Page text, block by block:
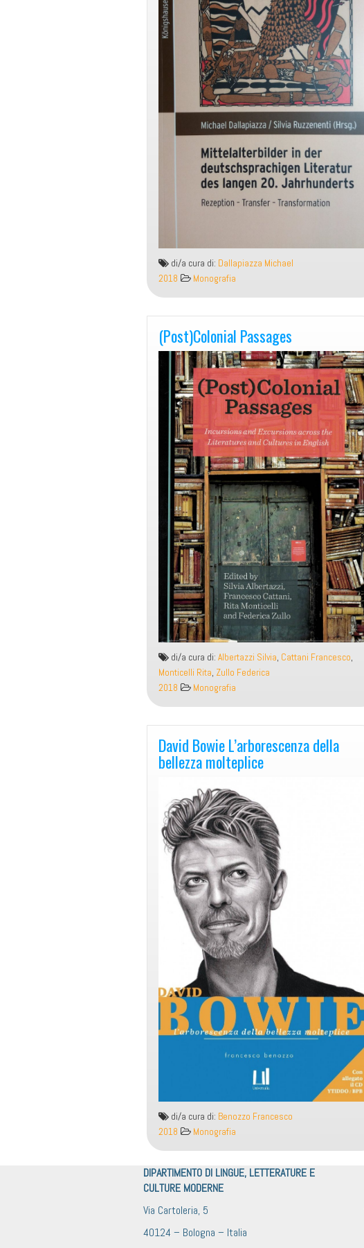
di/a cura di: Dallapiazza Michael
2018
Monografia
(Post)Colonial Passages
di/a cura di: Albertazzi Silvia, Cattani Francesco,
Monticelli Rita, Zullo Federica
2018
Monografia
David Bowie L’arborescenza della
bellezza molteplice
di/a cura di: Benozzo Francesco
2018
Monografia
DIPARTIMENTO DI LINGUE, LETTERATURE E
CULTURE MODERNE
Via Cartoleria, 5
40124 – Bologna – Italia